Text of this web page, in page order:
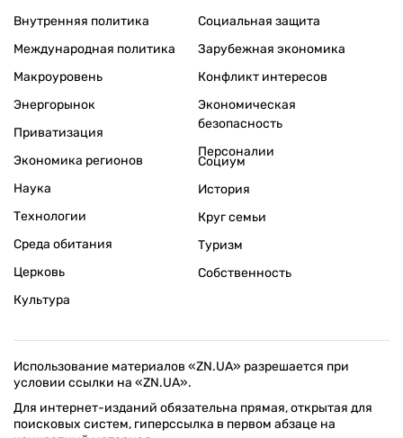
Внутренняя политика
Международная политика
Макроуровень
Энергорынок
Приватизация
Экономика регионов
Социальная защита
Зарубежная экономика
Конфликт интересов
Экономическая
безопасность
Персоналии
Наука
Технологии
Среда обитания
Церковь
Культура
Социум
История
Круг семьи
Туризм
Собственность
Использование материалов «ZN.UA» разрешается при
условии ссылки на «ZN.UA».
Для интернет-изданий обязательна прямая, открытая для
поисковых систем, гиперссылка в первом абзаце на